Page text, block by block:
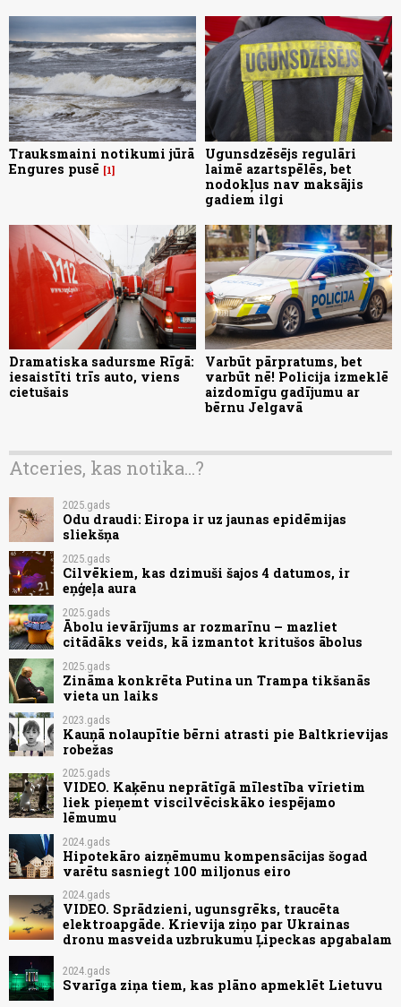
Trauksmaini notikumi jūrā
Engures pusē
1
Ugunsdzēsējs regulāri
laimē azartspēlēs, bet
nodokļus nav maksājis
gadiem ilgi
Dramatiska sadursme Rīgā:
iesaistīti trīs auto, viens
cietušais
Varbūt pārpratums, bet
varbūt nē! Policija izmeklē
aizdomīgu gadījumu ar
bērnu Jelgavā
Atceries, kas notika...?
2025.gads
Odu draudi: Eiropa ir uz jaunas epidēmijas
sliekšņa
2025.gads
Cilvēkiem, kas dzimuši šajos 4 datumos, ir
eņģeļa aura
2025.gads
Ābolu ievārījums ar rozmarīnu – mazliet
citādāks veids, kā izmantot kritušos ābolus
2025.gads
Zināma konkrēta Putina un Trampa tikšanās
vieta un laiks
2023.gads
Kauņā nolaupītie bērni atrasti pie Baltkrievijas
robežas
2025.gads
VIDEO. Kaķēnu neprātīgā mīlestība vīrietim
liek pieņemt viscilvēciskāko iespējamo
lēmumu
2024.gads
Hipotekāro aizņēmumu kompensācijas šogad
varētu sasniegt 100 miljonus eiro
2024.gads
VIDEO. Sprādzieni, ugunsgrēks, traucēta
elektroapgāde. Krievija ziņo par Ukrainas
dronu masveida uzbrukumu Ļipeckas apgabalam
2024.gads
Svarīga ziņa tiem, kas plāno apmeklēt Lietuvu